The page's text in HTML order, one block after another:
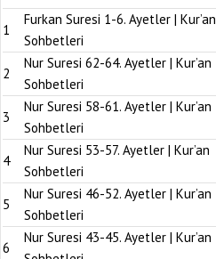
1
Furkan Suresi 1-6. Ayetler | Kur’an
Sohbetleri
2
Nur Suresi 62-64. Ayetler | Kur’an
Sohbetleri
3
Nur Suresi 58-61. Ayetler | Kur’an
Sohbetleri
4
Nur Suresi 53-57. Ayetler | Kur’an
Sohbetleri
5
Nur Suresi 46-52. Ayetler | Kur’an
Sohbetleri
6
Nur Suresi 43-45. Ayetler | Kur’an